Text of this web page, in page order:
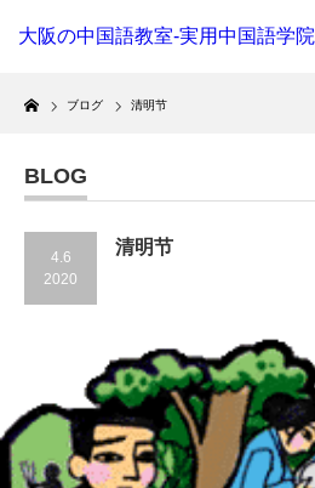
大阪の中国語教室-実用中国語学院
Home
ブログ 清明节
BLOG
4.6
2020
清明节